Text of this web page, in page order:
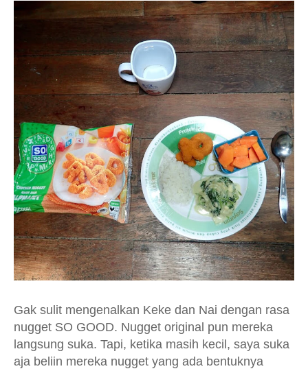
Gak sulit mengenalkan Keke dan Nai dengan rasa
nugget SO GOOD. Nugget original pun mereka
langsung suka. Tapi, ketika masih kecil, saya suka
aja beliin mereka nugget yang ada bentuknya